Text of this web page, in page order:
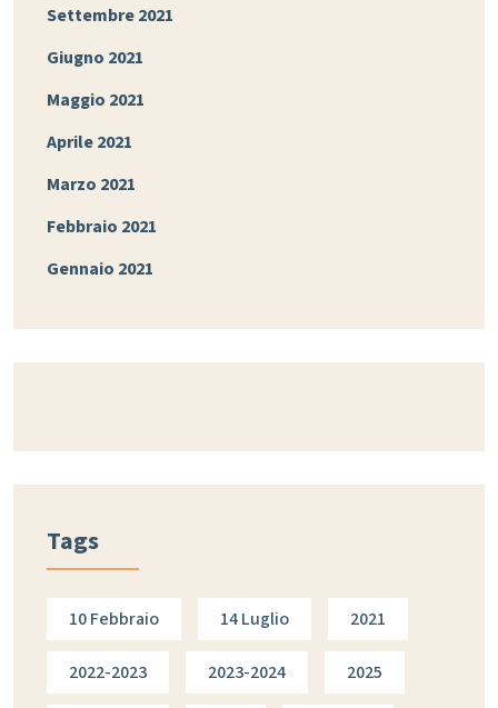
Settembre 2021
Giugno 2021
Maggio 2021
Aprile 2021
Marzo 2021
Febbraio 2021
Gennaio 2021
Tags
10 Febbraio 14 Luglio 2021
2022-2023 2023-2024 2025